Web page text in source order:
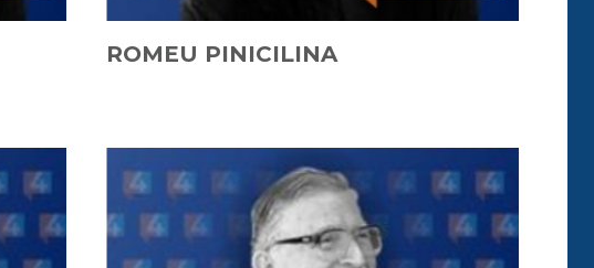
ROMEU PINICILINA